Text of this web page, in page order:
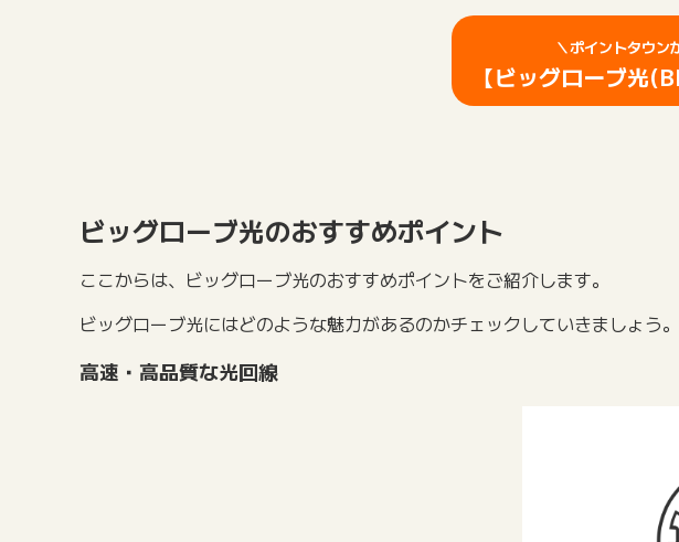
＼ポイントタウン
【ビッグローブ光
ビッグローブ光のおすすめポイント
ここからは、ビッグローブ光のおすすめポイントをご紹介します。
ビッグローブ光にはどのような魅力があるのかチェックしていきましょう。
高速・高品質な光回線